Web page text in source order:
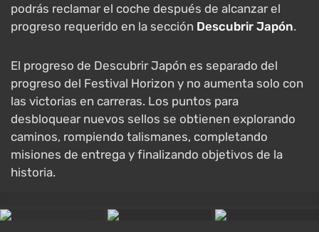
podrás reclamar el coche después de alcanzar el
progreso requerido en la sección Descubrir Japón.
El progreso de Descubrir Japón es separado del
progreso del Festival Horizon y no aumenta solo con
las victorias en carreras. Los puntos para
desbloquear nuevos sellos se obtienen explorando
caminos, rompiendo talismanes, completando
misiones de entrega y finalizando objetivos de la
historia.